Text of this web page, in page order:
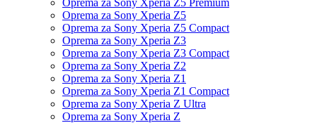
Oprema za Sony Xperia Z5 Premium
Oprema za Sony Xperia Z5
Oprema za Sony Xperia Z5 Compact
Oprema za Sony Xperia Z3
Oprema za Sony Xperia Z3 Compact
Oprema za Sony Xperia Z2
Oprema za Sony Xperia Z1
Oprema za Sony Xperia Z1 Compact
Oprema za Sony Xperia Z Ultra
Oprema za Sony Xperia Z